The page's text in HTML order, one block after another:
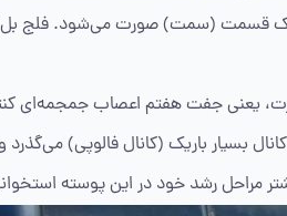
قسمت (سمت) صورت می‌شود. فلج بل
یعنی جفت هفتم اعصاب جمجمه‌ای
بسیار باریک (کانال فالوپی)
مراحل رشد خود در این پوسته